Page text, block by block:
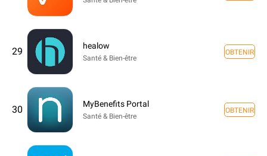
29
healow
Santé & Bien-être
OBTENIR
30
MyBenefits Portal
Santé & Bien-être
OBTENIR